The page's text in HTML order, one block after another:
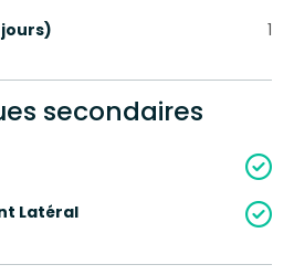
1
secondaires
Latéral